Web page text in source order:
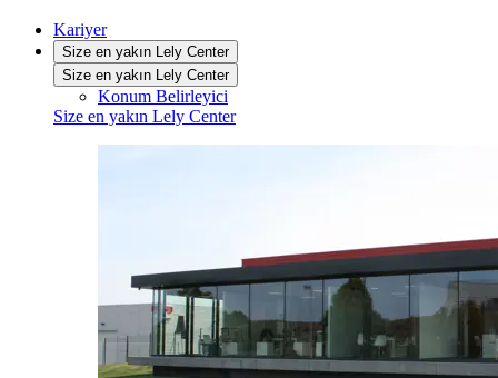
Kariyer
Size en yakın Lely Center
Size en yakın Lely Center
Konum Belirleyici
Size en yakın Lely Center